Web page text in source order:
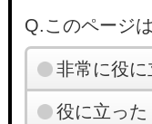
Q.このページ
非常に役に
役に立った